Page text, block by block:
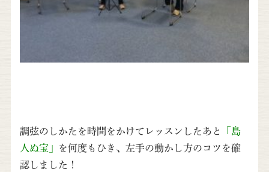
調弦のしかたを時間をかけてレッスンしたあと
「島
人ぬ宝」
を何度もひき、左手の動かし方のコツを確
認しました！